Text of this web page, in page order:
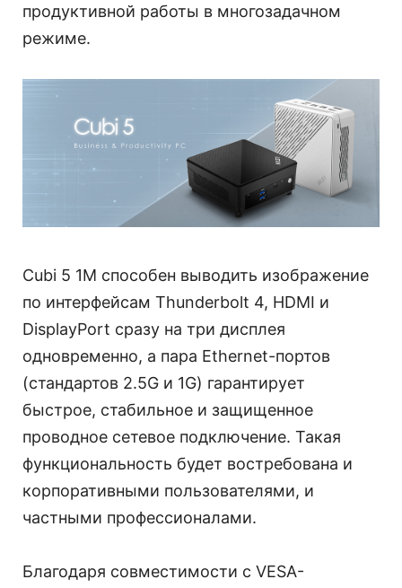
продуктивной работы в многозадачном
режиме.
Cubi 5 1M способен выводить изображение
по интерфейсам Thunderbolt 4, HDMI и
DisplayPort сразу на три дисплея
одновременно, а пара Ethernet-портов
(стандартов 2.5G и 1G) гарантирует
быстрое, стабильное и защищенное
проводное сетевое подключение. Такая
функциональность будет востребована и
корпоративными пользователями, и
частными профессионалами.
Благодаря совместимости с VESA-